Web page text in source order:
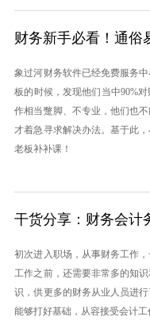
财务新手必看！通俗
象过河财务软件已经免费服务
板的时候，发现他们当中90%
作相当蹩脚、不专业，他们也
才着急寻求解决办法。基于此
老板补补课！
干货分享：财务会计
初次进入职场，从事财务工作
工作之前，还需要非常多的知
识，供更多的财务从业人员进
能够打好基础，从容接受会计工